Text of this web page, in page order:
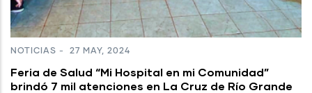
NOTICIAS - 27 MAY, 2024
Feria de Salud “Mi Hospital en mi Comunidad”
brindó 7 mil atenciones en La Cruz de Río Grande